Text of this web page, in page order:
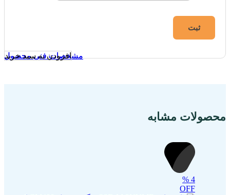
محصولات مشابه
4
%
OFF
مشخصات فنی محصول
مشخصات فنی محصول
افزودن به سبد خرید